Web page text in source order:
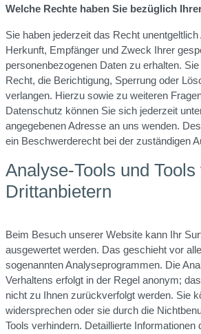
Welche Rechte haben Sie bezüglich
Sie haben jederzeit das Recht
Herkunft, Empfänger und Zweck Ihrer
personenbezogenen Daten zu erhalten.
Recht, die Berichtigung, Sperrung oder
verlangen. Hierzu sowie zu weiteren
Datenschutz können Sie sich jederzeit
angegebenen Adresse an uns wenden.
ein Beschwerderecht bei der zuständigen
Analyse-Tools und Tools
Drittanbietern
Beim Besuch unserer Website kann Ihr
ausgewertet werden. Das geschieht vor
sogenannten Analyseprogrammen. Die
Verhaltens erfolgt in der Regel anonym;
nicht zu Ihnen zurückverfolgt werden. Sie
widersprechen oder sie durch die
Tools verhindern. Detaillierte Informationen